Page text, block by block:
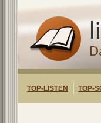
TOP-LISTEN TOP-